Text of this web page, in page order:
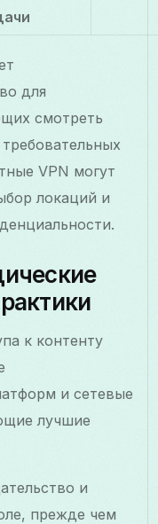
для
смотреть
VPN могут
локаций и
к контенту
и сетевые
лучшие
и
прежде чем